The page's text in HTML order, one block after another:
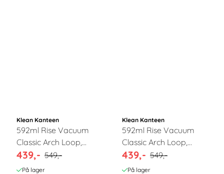
Klean Kanteen
592ml Rise Vacuum
Classic Arch Loop,
Barely Blue / Klean
Kanteen
439,- 549,-
På lager
Klean Kanteen
592ml Rise Vacuum
Classic Arch Loop,
Black / Klean Kanteen
439,- 549,-
På lager